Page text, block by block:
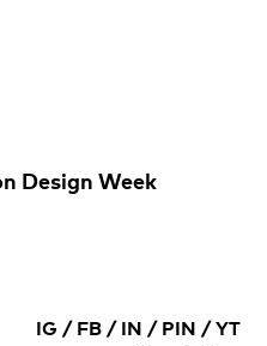
Design Week
IG / FB/ IN / PIN / YT